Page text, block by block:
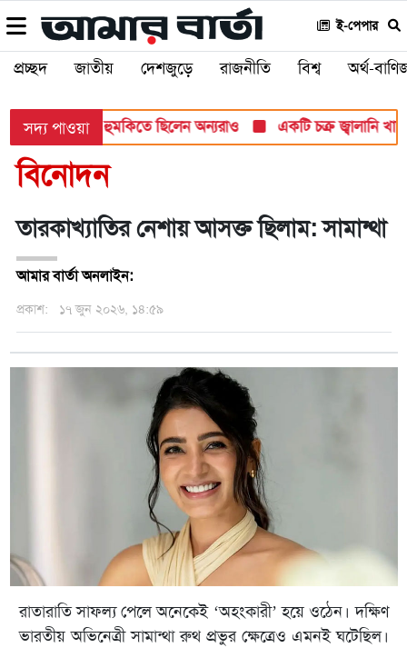
ই-পেপার
প্রচ্ছদ জাতীয় দেশজুড়ে রাজনীতি বিশ্ব অর্থ-
সদ্য পাওয়া
টার্গেট, হুমকিতে ছিলেন অন্যরাও একটি চক্র জ্বালানি
বিনোদন
তারকাখ্যাতির নেশায় আসক্ত ছিলাম: সামান্থা
আমার বার্তা অনলাইন:
প্রকাশ: ১৭ জুন ২০২৬, ১৪:৫৯
রাতারাতি সাফল্য পেলে অনেকেই ‘অহংকারী’ হয়ে ওঠেন। দক্ষিণ
ভারতীয় অভিনেত্রী সামান্থা রুথ প্রভুর ক্ষেত্রেও এমনই ঘটেছিল।